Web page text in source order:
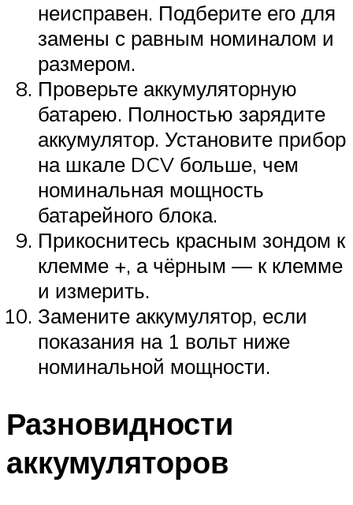
неисправен. Подберите его для
замены с равным номиналом и
размером.
Проверьте аккумуляторную
батарею. Полностью зарядите
аккумулятор. Установите прибор
на шкале DCV больше, чем
номинальная мощность
батарейного блока.
Прикоснитесь красным зондом к
клемме +, а чёрным — к клемме
и измерить.
Замените аккумулятор, если
показания на 1 вольт ниже
номинальной мощности.
Разновидности
аккумуляторов